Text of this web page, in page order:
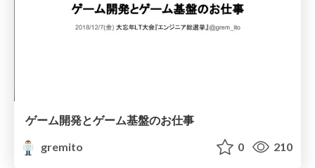
ゲーム開発とゲーム基盤のお仕事
gremito
0 210